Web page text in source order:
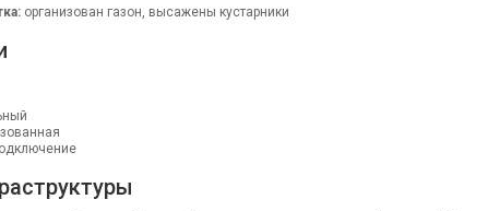
организован газон, высажены кустарники